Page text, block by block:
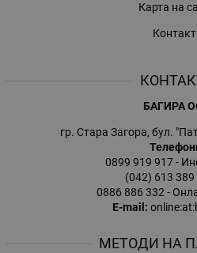
Карта на
БАГИРА
гр. Стара Загора, бул.
0899 919 917-
(042) 613 389
0886 886 332-
E-mail:
МЕТОДИ НА